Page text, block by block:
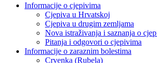
Informacije o cjepivima
Cjepiva u Hrvatskoj
Cjepiva u drugim zemljama
Nova istraživanja i saznanja o
Pitanja i odgovori o cjepivima
Informacije o zaraznim bolestima
Crvenka (Rubela)